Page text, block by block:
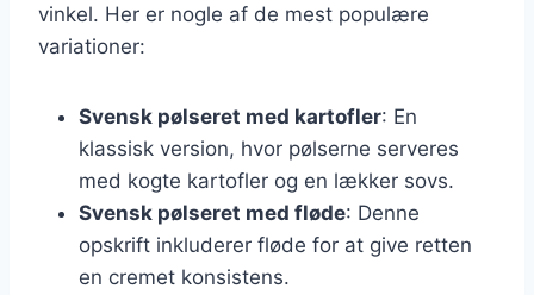
vinkel. Her er nogle af de mest populære
variationer:
Svensk pølseret med kartofler: En
klassisk version, hvor pølserne serveres
med kogte kartofler og en lækker sovs.
Svensk pølseret med fløde: Denne
opskrift inkluderer fløde for at give retten
en cremet konsistens.